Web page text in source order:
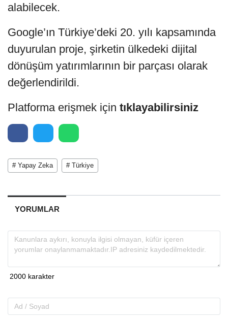
alabilecek.
Google’ın Türkiye’deki 20. yılı kapsamında
duyurulan proje, şirketin ülkedeki dijital
dönüşüm yatırımlarının bir parçası olarak
değerlendirildi.
Platforma erişmek için tıklayabilirsiniz
# Yapay Zeka # Türkiye
YORUMLAR